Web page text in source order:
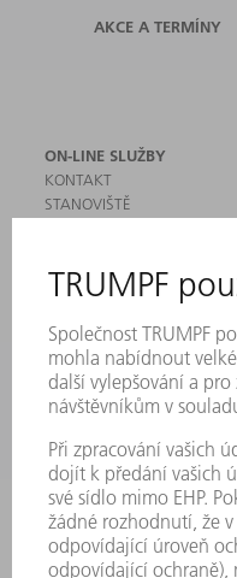
AKCE A TERMÍNY
ON-LINE SLUŽBY
KONTAKT
STANOVIŠTĚ
MYTRUMPF
BEZPEČNOSTNÍ LISTY
PRODUKTY
STROJE & SYSTÉMY
LASER
VÝKONOVÁ ELEKTRONIKA
SMART FACTORY
SOFTWARE
SERVIS
POUŽITÍ
ODVĚTVÍ
SPOLEČNOST